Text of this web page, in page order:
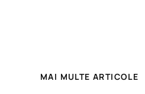
MAI MULTE ARTICOLE